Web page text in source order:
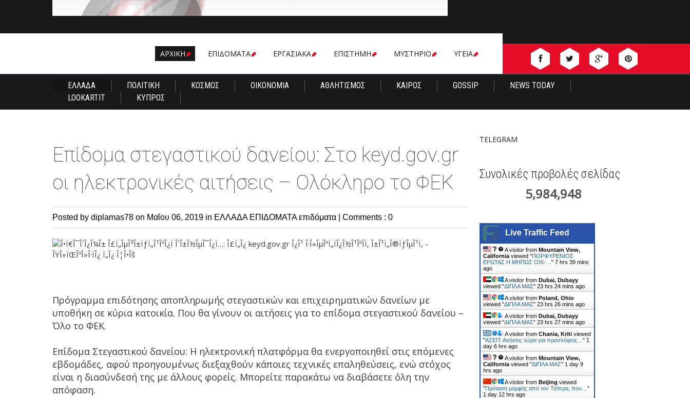
ΑΡΧΙΚΗ EΠΙΔΟΜΑΤΑ ΕΡΓΑΣΙΑΚΑ ΕΠΙΣΤΗΜΗ ΜΥΣΤΗΡΙΟ ΥΓΕΙΑ
ΕΛΛΑΔΑ ΠΟΛΙΤΙΚΗ ΚΟΣΜΟΣ ΟΙΚΟΝΟΜΙΑ ΑΘΛΗΤΙΣΜΟΣ ΚΑΙΡΟΣ GOSSIP
NEWS TODAY
LOOKARTIT
ΚΥΠΡΟΣ
Επίδομα στεγαστικού δανείου: Στο keyd.gov.gr
οι ηλεκτρονικές αιτήσεις – Ολόκληρο το ΦΕΚ
Posted by diplamas78 on Μαΐου 06, 2019 in ΕΛΛΑΔΑ ΕΠΙΔΟΜΑΤΑεπιδόματα Comments : 0
Πρόγραμμα επιδότησης αποπληρωμής στεγαστικών και επιχειρηματικών δανείων με
υποθήκη σε κύρια κατοικία. Που θα γίνουν οι αιτήσεις για το επίδομα στεγαστικού δανείου –
Όλο το ΦΕΚ.
Επίδομα Στεγαστικού δανείου: Η ηλεκτρονική πλατφόρμα θα ενεργοποιηθεί στις επόμενες
εβδομάδες, αφού προηγουμένως διεξαχθούν κάποιες τεχνικές επαληθεύσεις, ενώ στόχος
είναι η διασύνδεσή της με άλλους φορείς. Μπορείτε παρακάτω να διαβάσετε όλη την
απόφαση.
TELEGRAM
Συνολικές προβολές σελίδας
5,984,948
Live Traffic Feed
A visitor fromMountain View,
California viewed "ΠΟΡΦΥΡΕΝΙΟΣ
ΕΡΩΤΑΣ Η ΜΗΠΩΣ ΟΧΙ-…"7 hrs 39 mins
ago
A visitor fromDubai, Dubayy
viewed "ΔΙΠΛΑ ΜΑΣ"23 hrs 24 mins ago
A visitor fromPoland, Ohio
viewed "ΔΙΠΛΑ ΜΑΣ"23 hrs 26 mins ago
A visitor fromDubai, Dubayy
viewed "ΔΙΠΛΑ ΜΑΣ"23 hrs 27 mins ago
A visitor fromChania, Kriti viewed
"ΑΣΕΠ: Αιτήσεις τώρα για προσλήψεις…" 1
day 6 hrs ago
A visitor fromMountain View,
California viewed "ΔΙΠΛΑ ΜΑΣ" 1 day 9
hrs ago
A visitor fromBeijing viewed
"Πρόταση μομφής από τον Τσίπρα, που…"
1 day 12 hrs ago